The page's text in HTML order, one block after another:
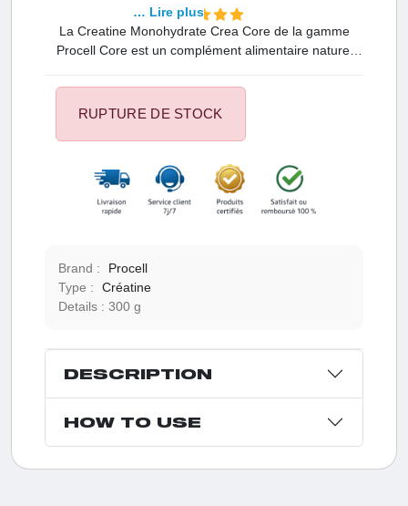
La Creatine Monohydrate Crea Core de la gamme
Procell Core est un complément alimentaire naturel
sportifs, il offre une dose de 5 grammes de créatine
par portion de 5 grammes. Sans sucres ajoutés et
… Lire plus
RUPTURE DE STOCK
Brand :
Procell
Type :
Créatine
Details :
300 g
DESCRIPTION
HOW TO USE